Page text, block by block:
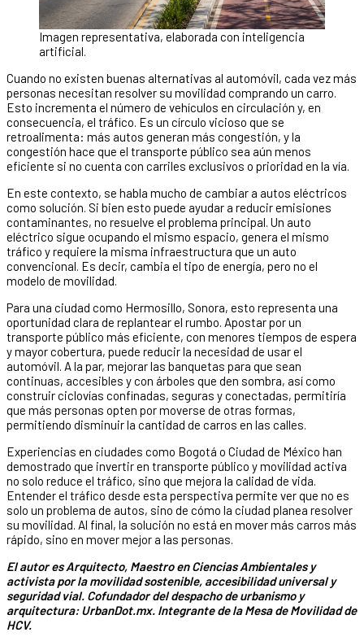
Imagen representativa, elaborada con inteligencia
artificial.
Cuando no existen buenas alternativas al automóvil, cada vez más
personas necesitan resolver su movilidad comprando un carro.
Esto incrementa el número de vehículos en circulación y, en
consecuencia, el tráfico. Es un círculo vicioso que se
retroalimenta: más autos generan más congestión, y la
congestión hace que el transporte público sea aún menos
eficiente si no cuenta con carriles exclusivos o prioridad en la vía.
En este contexto, se habla mucho de cambiar a autos eléctricos
como solución. Si bien esto puede ayudar a reducir emisiones
contaminantes, no resuelve el problema principal. Un auto
eléctrico sigue ocupando el mismo espacio, genera el mismo
tráfico y requiere la misma infraestructura que un auto
convencional. Es decir, cambia el tipo de energía, pero no el
modelo de movilidad.
Para una ciudad como Hermosillo, Sonora, esto representa una
oportunidad clara de replantear el rumbo. Apostar por un
transporte público más eficiente, con menores tiempos de espera
y mayor cobertura, puede reducir la necesidad de usar el
automóvil. A la par, mejorar las banquetas para que sean
continuas, accesibles y con árboles que den sombra, así como
construir ciclovías confinadas, seguras y conectadas, permitiría
que más personas opten por moverse de otras formas,
permitiendo disminuir la cantidad de carros en las calles.
Experiencias en ciudades como Bogotá o Ciudad de México han
demostrado que invertir en transporte público y movilidad activa
no solo reduce el tráfico, sino que mejora la calidad de vida.
Entender el tráfico desde esta perspectiva permite ver que no es
solo un problema de autos, sino de cómo la ciudad planea resolver
su movilidad. Al final, la solución no está en mover más carros más
rápido, sino en mover mejor a las personas.
El autor es Arquitecto, Maestro en Ciencias Ambientales y
activista por la movilidad sostenible, accesibilidad universal y
seguridad vial. Cofundador del despacho de urbanismo y
arquitectura: UrbanDot.mx. Integrante de la Mesa de Movilidad de
HCV.